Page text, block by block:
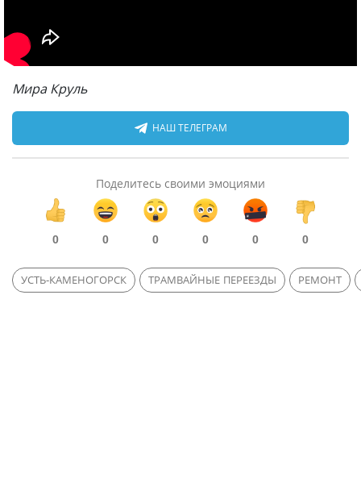
Мира Круль
НАШ ТЕЛЕГРАМ
Поделитесь своими эмоциями
0 0 0 0 0 0
УСТЬ-КАМЕНОГОРСК ТРАМВАЙНЫЕ ПЕРЕЕЗДЫ РЕМОНТ